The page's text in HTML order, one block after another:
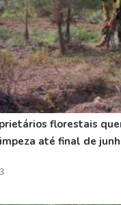
florestais
até final de